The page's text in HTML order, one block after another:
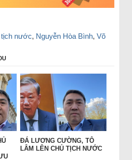
nước, Nguyễn Hòa Bình, Võ
ĐÁ LƯƠNG CƯỜNG, TÔ
LÂM LÊN CHỦ TỊCH NƯỚC